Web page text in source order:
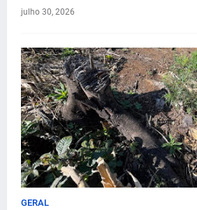
julho 30, 2026
GERAL